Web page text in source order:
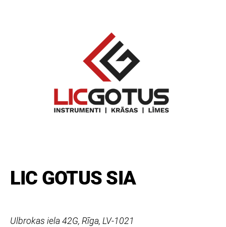
LIC GOTUS SIA
Ulbrokas iela 42G, Rīga, LV-1021